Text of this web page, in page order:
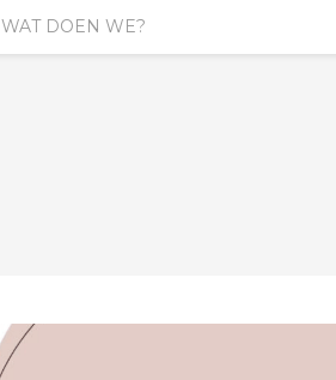
WAT DOEN WE?